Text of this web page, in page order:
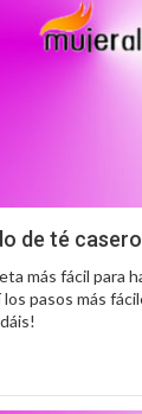
de té casero
más fácil para
pasos más